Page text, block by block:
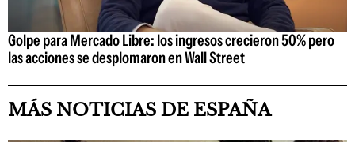
Golpe para Mercado Libre: los ingresos crecieron 50% pero
las acciones se desplomaron en Wall Street
MÁS NOTICIAS DE ESPAÑA